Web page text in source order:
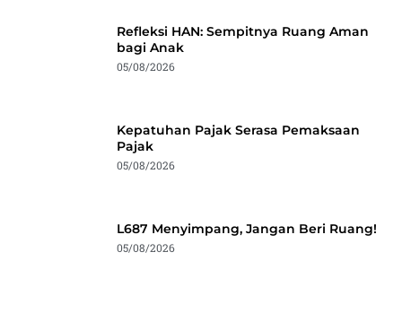
Refleksi HAN: Sempitnya Ruang Aman
bagi Anak
05/08/2026
Kepatuhan Pajak Serasa Pemaksaan
Pajak
05/08/2026
L687 Menyimpang, Jangan Beri Ruang!
05/08/2026